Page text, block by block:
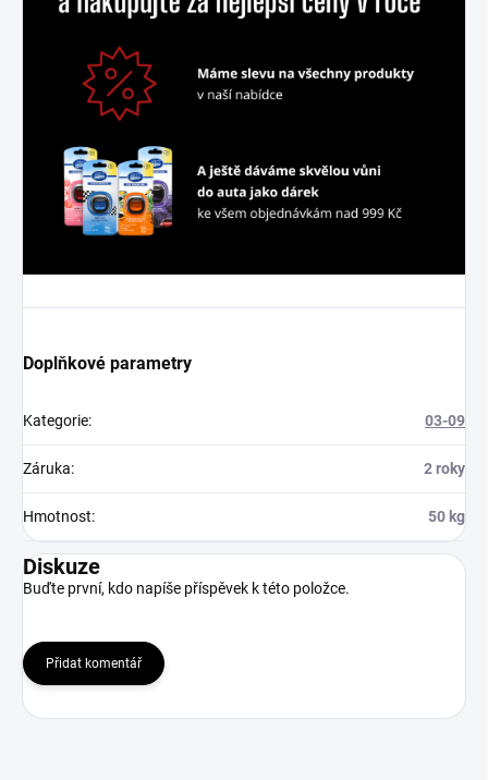
Doplňkové parametry
Kategorie: 03-09
Záruka: 2 roky
Hmotnost: 50 kg
Diskuze
Buďte první, kdo napíše příspěvek k této položce.
Přidat komentář